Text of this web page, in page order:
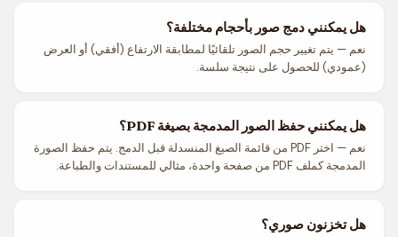
هل يمكنني دمج صور بأحجام مختلفة؟
نعم — يتم تغيير حجم الصور تلقائيًا لمطابقة الارتفاع (أفقي) أو العرض
(عمودي) للحصول على نتيجة سلسة.
هل يمكنني حفظ الصور المدمجة بصيغة PDF؟
نعم — اختر PDF من قائمة الصيغ المنسدلة قبل الدمج. يتم حفظ الصورة
المدمجة كملف PDF من صفحة واحدة، مثالي للمستندات والطباعة.
هل تخزنون صوري؟